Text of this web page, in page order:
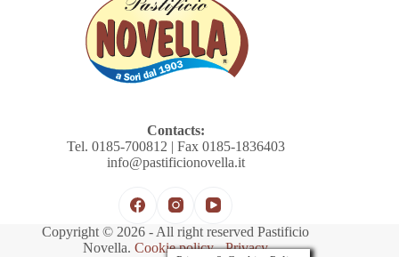
Contacts:
Tel. 0185-700812 | Fax 0185-1836403
info@pastificionovella.it
Copyright © 2026 - All right reserved Pastificio
Novella.Cookie policy-Privacy